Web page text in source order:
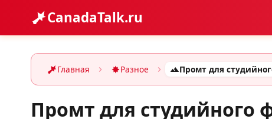
CanadaTalk.ru
Главная Разное
Промт для студийного